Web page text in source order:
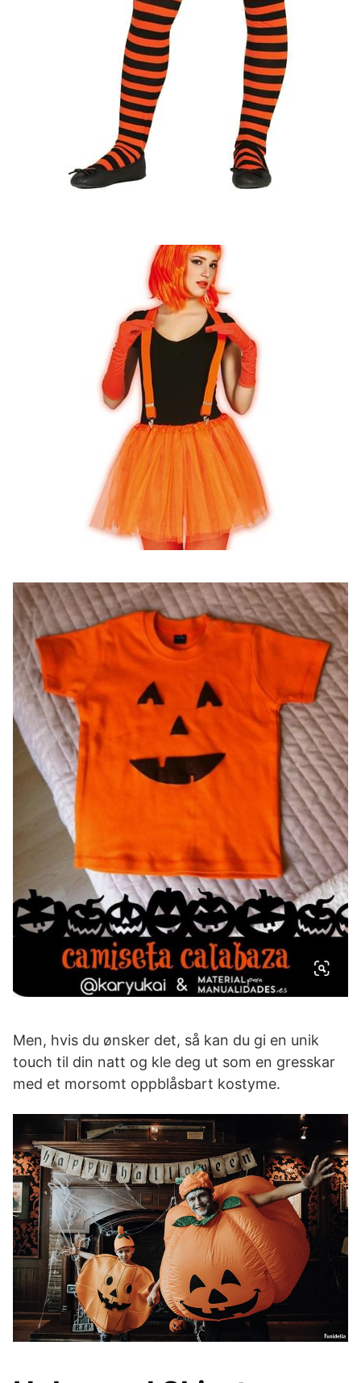
Men, hvis du ønsker det, så kan du gi en unik
touch til din natt og kle deg ut som en gresskar
med et morsomt oppblåsbart kostyme.